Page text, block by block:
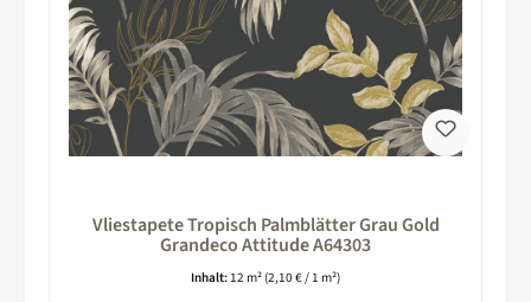
Vliestapete Tropisch Palmblätter Grau Gold
Grandeco Attitude A64303
Inhalt: 12 m² (2,10 € / 1 m²)